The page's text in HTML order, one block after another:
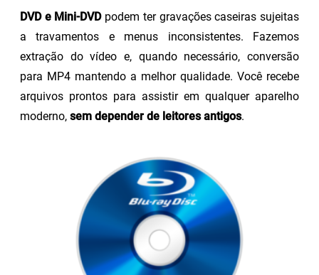
DVD e Mini-DVDpodem ter gravações caseiras sujeitas
a travamentos e menus inconsistentes. Fazemos
extração do vídeo e, quando necessário, conversão
para MP4 mantendo a melhor qualidade. Você recebe
arquivos prontos para assistir em qualquer aparelho
moderno, sem depender de leitores antigos.